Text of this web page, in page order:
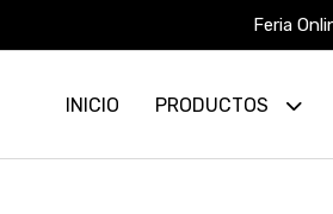
Feria
INICIO PRODUCTOS